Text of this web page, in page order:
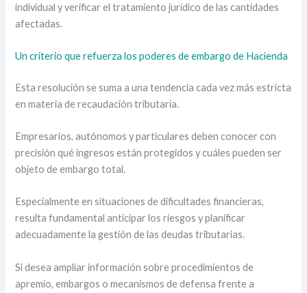
individual y verificar el tratamiento jurídico de las cantidades
afectadas.
Un criterio que refuerza los poderes de embargo de Hacienda
Esta resolución se suma a una tendencia cada vez más estricta
en materia de recaudación tributaria.
Empresarios, autónomos y particulares deben conocer con
precisión qué ingresos están protegidos y cuáles pueden ser
objeto de embargo total.
Especialmente en situaciones de dificultades financieras,
resulta fundamental anticipar los riesgos y planificar
adecuadamente la gestión de las deudas tributarias.
Si desea ampliar información sobre procedimientos de
apremio, embargos o mecanismos de defensa frente a